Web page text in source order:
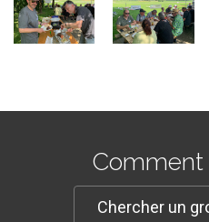
Comment
Chercher un